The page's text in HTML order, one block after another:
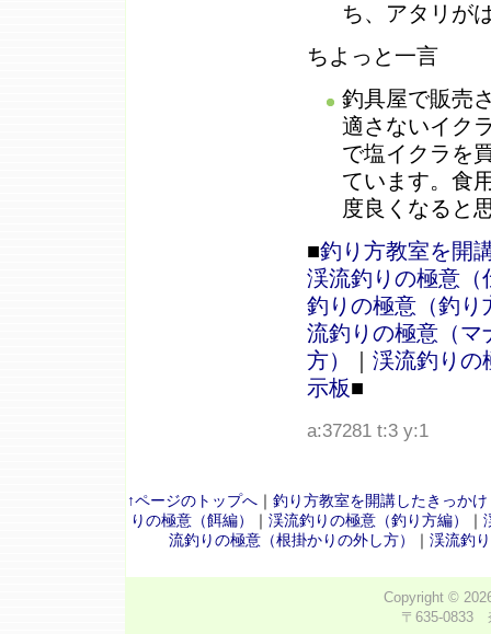
ち、アタリが
ちよっと一言
釣具屋で販売
適さないイク
で塩イクラを
ています。食
度良くなると
■釣り方教室を開
渓流釣りの極意（
釣りの極意（釣り
流釣りの極意（マ
方）
渓流釣りの
示板■
a:37281 t:3 y:1
↑ページのトップへ｜ 釣り方教室を開講したきっかけ
りの極意（餌編）
｜ 渓流釣りの極意（釣り方編） ｜
流釣りの極意（根掛かりの外し方）
｜ 渓流釣
Copyright ©
〒635-0833